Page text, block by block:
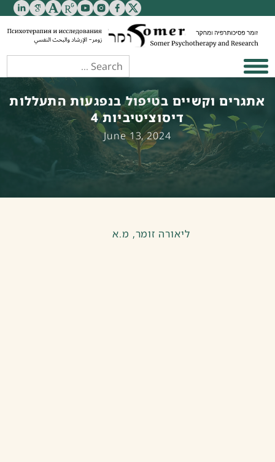
אתגרים וקשיים בטיפול בנפגעות התעללות
דיסוציטיביות 4
June 13, 2024
ליאורה זומר, מ.א